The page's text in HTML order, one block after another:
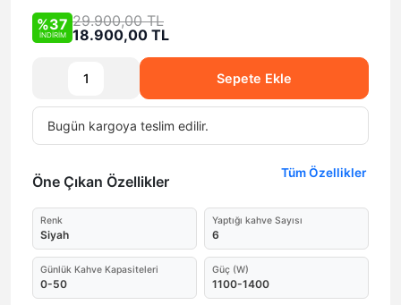
%37
İNDİRİM
29.900,00 TL
18.900,00 TL
Sepete Ekle
Bugün kargoya teslim edilir.
Öne Çıkan Özellikler Tüm Özellikler
Renk
Siyah
Yaptığı kahve Sayısı
6
Günlük Kahve Kapasiteleri
0-50
Güç (W)
1100-1400